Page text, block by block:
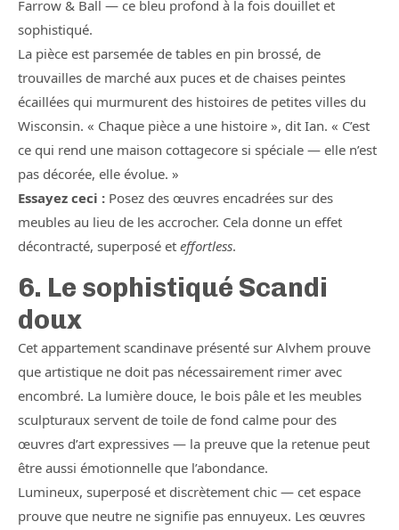
Farrow & Ball — ce bleu profond à la fois douillet et
sophistiqué.
La pièce est parsemée de tables en pin brossé, de
trouvailles de marché aux puces et de chaises peintes
écaillées qui murmurent des histoires de petites villes du
Wisconsin. « Chaque pièce a une histoire », dit Ian. « C’est
ce qui rend une maison cottagecore si spéciale — elle n’est
pas décorée, elle évolue. »
Essayez ceci : Posez des œuvres encadrées sur des
meubles au lieu de les accrocher. Cela donne un effet
décontracté, superposé et effortless.
6. Le sophistiqué Scandi
doux
Cet appartement scandinave présenté sur Alvhem prouve
que artistique ne doit pas nécessairement rimer avec
encombré. La lumière douce, le bois pâle et les meubles
sculpturaux servent de toile de fond calme pour des
œuvres d’art expressives — la preuve que la retenue peut
être aussi émotionnelle que l’abondance.
Lumineux, superposé et discrètement chic — cet espace
prouve que neutre ne signifie pas ennuyeux. Les œuvres